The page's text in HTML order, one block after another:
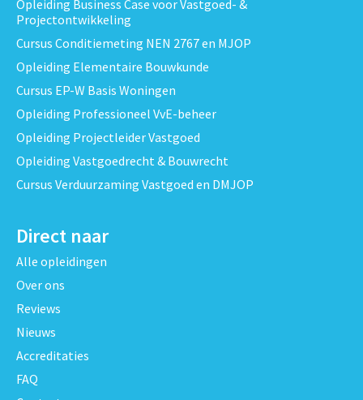
Opleiding Business Case voor Vastgoed- &
Projectontwikkeling
Cursus Conditiemeting NEN 2767 en MJOP
Opleiding Elementaire Bouwkunde
Cursus EP-W Basis Woningen
Opleiding Professioneel VvE-beheer
Opleiding Projectleider Vastgoed
Opleiding Vastgoedrecht & Bouwrecht
Cursus Verduurzaming Vastgoed en DMJOP
Direct naar
Alle opleidingen
Over ons
Reviews
Nieuws
Accreditaties
FAQ